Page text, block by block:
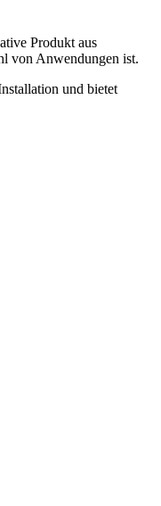
Produkt aus
von Anwendungen ist.
und bietet